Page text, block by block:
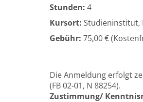
Stunden: 4
Kursort: Studieninstitut,
Gebühr: 75,00 €
Die Anmeldung erfolgt
(FB 02-01, N 88254).
Zustimmung/